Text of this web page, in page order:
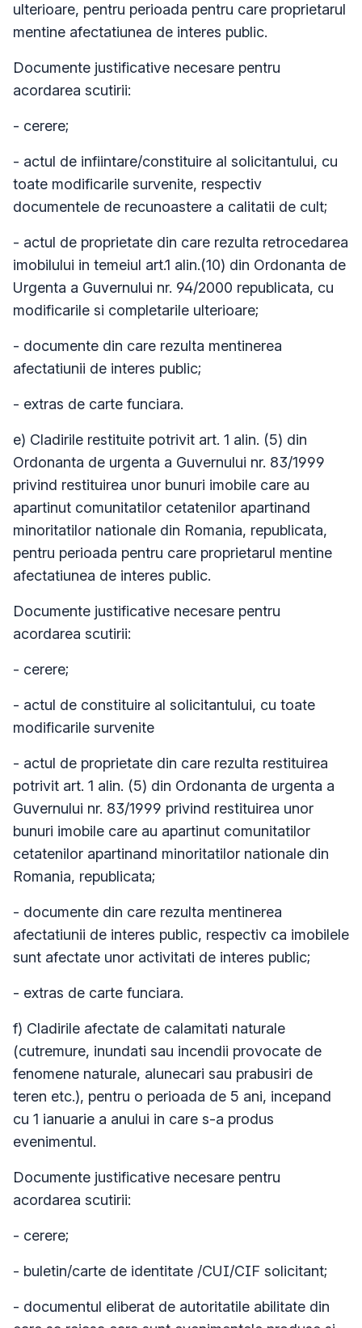
ulterioare, pentru perioada pentru care proprietarul
mentine afectatiunea de interes public.
Documente justificative necesare pentru
acordarea scutirii:
- cerere;
- actul de infiintare/constituire al solicitantului, cu
toate modificarile survenite, respectiv
documentele de recunoastere a calitatii de cult;
- actul de proprietate din care rezulta retrocedarea
imobilului in temeiul art.1 alin.(10) din Ordonanta de
Urgenta a Guvernului nr. 94/2000 republicata, cu
modificarile si completarile ulterioare;
- documente din care rezulta mentinerea
afectatiunii de interes public;
- extras de carte funciara.
e) Cladirile restituite potrivit art. 1 alin. (5) din
Ordonanta de urgenta a Guvernului nr. 83/1999
privind restituirea unor bunuri imobile care au
apartinut comunitatilor cetatenilor apartinand
minoritatilor nationale din Romania, republicata,
pentru perioada pentru care proprietarul mentine
afectatiunea de interes public.
Documente justificative necesare pentru
acordarea scutirii:
- cerere;
- actul de constituire al solicitantului, cu toate
modificarile survenite
- actul de proprietate din care rezulta restituirea
potrivit art. 1 alin. (5) din Ordonanta de urgenta a
Guvernului nr. 83/1999 privind restituirea unor
bunuri imobile care au apartinut comunitatilor
cetatenilor apartinand minoritatilor nationale din
Romania, republicata;
- documente din care rezulta mentinerea
afectatiunii de interes public, respectiv ca imobilele
sunt afectate unor activitati de interes public;
- extras de carte funciara.
f) Cladirile afectate de calamitati naturale
(cutremure, inundati sau incendii provocate de
fenomene naturale, alunecari sau prabusiri de
teren etc.), pentru o perioada de 5 ani, incepand
cu 1 ianuarie a anului in care s-a produs
evenimentul.
Documente justificative necesare pentru
acordarea scutirii:
- cerere;
- buletin/carte de identitate /CUI/CIF solicitant;
- documentul eliberat de autoritatile abilitate din